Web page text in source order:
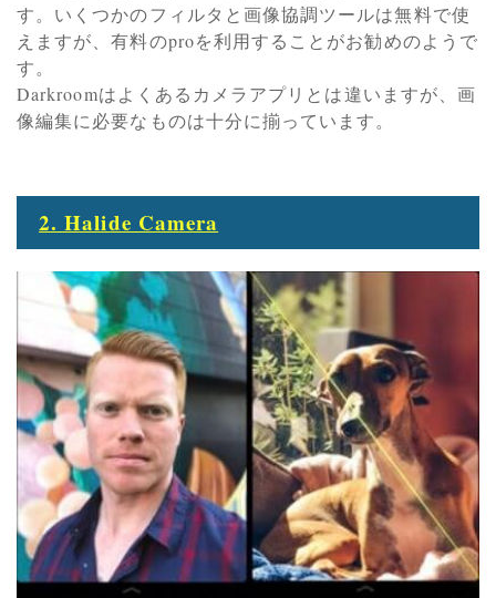
す。いくつかのフィルタと画像協調ツールは無料で使
えますが、有料のproを利用することがお勧めのようで
す。
Darkroomはよくあるカメラアプリとは違いますが、画
像編集に必要なものは十分に揃っています。
2. Halide Camera